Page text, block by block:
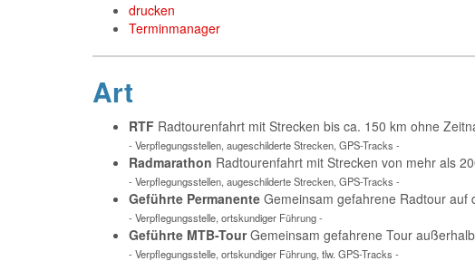
drucken
Terminmanager
Art
RTF Radtourenfahrt mit Strecken bis ca. 150 km ohne
- Verpflegungsstellen, augeschilderte Strecken, GPS-Tracks -
Radmarathon Radtourenfahrt mit Strecken von mehr als
- Verpflegungsstellen, augeschilderte Strecken, GPS-Tracks -
Geführte Permanente Gemeinsam gefahrene Radtour
- Verpflegungsstelle, ortskundiger Führung -
Geführte MTB-TourGemeinsam gefahrene Tour
- Verpflegungsstelle, ortskundiger Führung, tlw. GPS-Tracks -